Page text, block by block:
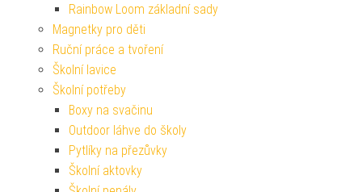
Rainbow Loom základní sady
Magnetky pro děti
Ruční práce a tvoření
Školní lavice
Školní potřeby
Boxy na svačinu
Outdoor láhve do školy
Pytlíky na přezůvky
Školní aktovky